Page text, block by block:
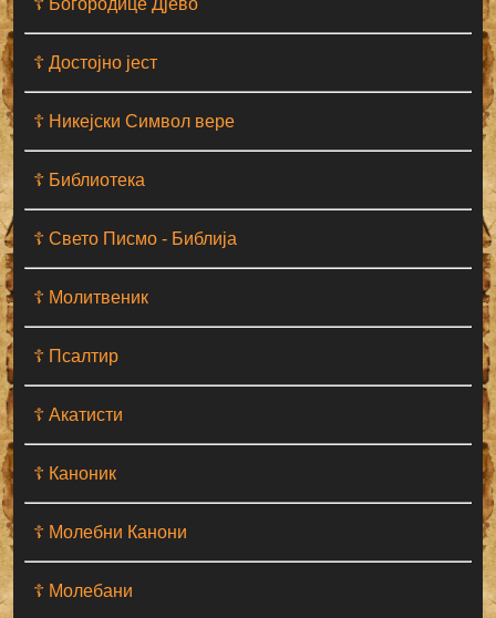
☦ Богородице Дјево
☦ Достојно јест
☦ Никејски Символ вере
☦ Библиотека
☦ Свето Писмо - Библија
☦ Молитвеник
☦ Псалтир
☦ Акатисти
☦ Каноник
☦ Молебни Канони
☦ Молебани